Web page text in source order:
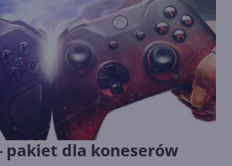
pakiet dla koneserów